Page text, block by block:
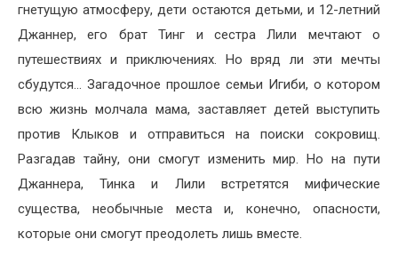
гнетущую атмосферу, дети остаются детьми, и 12-летний
Джаннер, его брат Тинг и сестра Лили мечтают о
путешествиях и приключениях. Но вряд ли эти мечты
сбудутся… Загадочное прошлое семьи Игиби, о котором
всю жизнь молчала мама, заставляет детей выступить
против Клыков и отправиться на поиски сокровищ.
Разгадав тайну, они смогут изменить мир. Но на пути
Джаннера, Тинка и Лили встретятся мифические
существа, необычные места и, конечно, опасности,
которые они смогут преодолеть лишь вместе.